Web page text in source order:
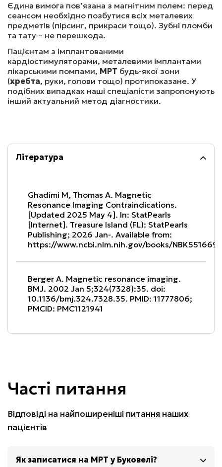
(БЕЗ КОНТРАСТУ)
3800
МРТ ЩИТОПОДІБНОЇ ЗАЛОЗИ  (БЕЗ КОНТРАСТУ)
МРТ ОДНОГО ВІДДІЛУ ХРЕБТА
МРТ КРИЖІВ ТА КУПРИКА, (З В/В КОНТРАСТ.)
3700₴ Записатись
МРТ КРИЖОВО-КЛУБОВИХ СПОЛУЧЕНЬ (З В/В
КОНТРАСТ.)
МРТ ШИЇ М’ЯКИХ ТКАНИН (З В/В КОНТРАСТ.)
5500₴ Записатись
МРТ РОТОГЛОТКИ,ПОРОЖНИНИ РОТА, НОСОГЛОТКИ
Єдина вимога пов’язана з магнітним полем: перед
сеансом необхідно позбутися всіх металевих
предметів (пірсинг, прикраси тощо). Зубні пломби
та тату – не перешкода.
Пацієнтам з імплантованими
кардіостимуляторами, металевими імплантами
лікарськими помпами, МРТ будь-якої зони
(хребта, руки, голови тощо) протипоказане. У
подібних випадках наші спеціалісти запропонують
інший актуальний метод діагностики.
Література
Ghadimi M, Thomas A. Magnetic
Resonance Imaging Contraindications.
[Updated 2025 May 4]. In: StatPearls
[Internet]. Treasure Island (FL): StatPearls
Publishing; 2026 Jan-. Available from:
https://www.ncbi.nlm.nih.gov/books/NBK551669/
Berger A. Magnetic resonance imaging.
BMJ. 2002 Jan 5;324(7328):35. doi:
10.1136/bmj.324.7328.35. PMID: 11777806;
PMCID: PMC1121941
Часті питання
Відповіді на найпоширеніші питання наших
пацієнтів
Як записатися на МРТ у Буковелі?